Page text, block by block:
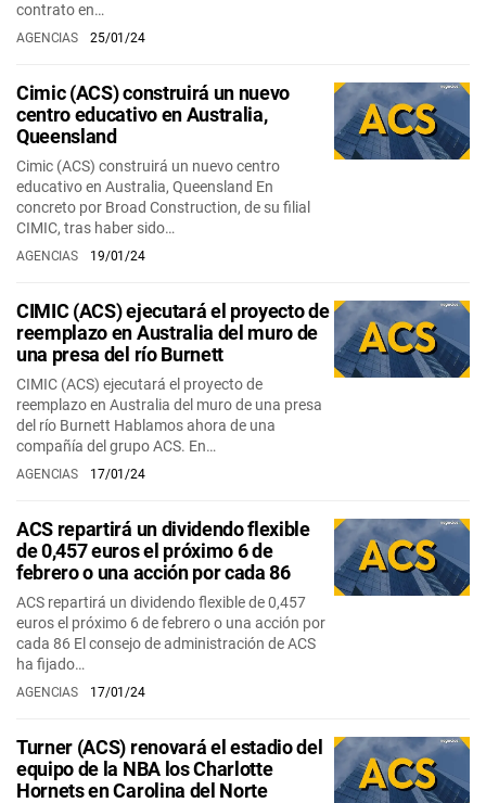
contrato en…
AGENCIAS 25/01/24
Cimic (ACS) construirá un nuevo
centro educativo en Australia,
Queensland
Cimic (ACS) construirá un nuevo centro
educativo en Australia, Queensland En
concreto por Broad Construction, de su filial
CIMIC, tras haber sido…
AGENCIAS 19/01/24
CIMIC (ACS) ejecutará el proyecto de
reemplazo en Australia del muro de
una presa del río Burnett
CIMIC (ACS) ejecutará el proyecto de
reemplazo en Australia del muro de una presa
del río Burnett Hablamos ahora de una
compañía del grupo ACS. En…
AGENCIAS 17/01/24
ACS repartirá un dividendo flexible
de 0,457 euros el próximo 6 de
febrero o una acción por cada 86
ACS repartirá un dividendo flexible de 0,457
euros el próximo 6 de febrero o una acción por
cada 86 El consejo de administración de ACS
ha fijado…
AGENCIAS 17/01/24
Turner (ACS) renovará el estadio del
equipo de la NBA los Charlotte
Hornets en Carolina del Norte